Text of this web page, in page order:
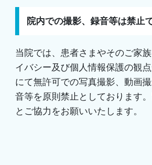
院内での撮影、録音等は禁止
当院では、患者さまやそのご家
イバシー及び個人情報保護の観
にて無許可での写真撮影、動画
音等を原則禁止としております
とご協力をお願いいたします。